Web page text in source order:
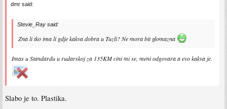
dmr said:
Stevie_Ray said:
Zna li tko ima li gdje kakva dobra u Tuzli? Ne mora bit glomazna
Imas u Standardu u rudarskoj za 135KM cini mi se, meni odgovara a evo kakva je.
Slabo je to. Plastika.